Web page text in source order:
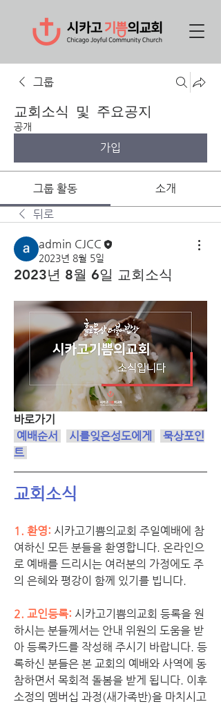
그룹
교회소식 및 주요공지
공개
가입
그룹 활동
소개
뒤로
admin CJCC
2023년 8월 5일
2023년 8월 6일 교회소식
바로가기
예배순서
시를잊은성도에게
묵상포인
트
교회소식
1. 환영: 시카고기쁨의교회 주일예배에 참
여하신 모든 분들을 환영합니다. 온라인으
로 예배를 드리시는 여러분의 가정에도 주
의 은혜와 평강이 함께 있기를 빕니다.
2. 교인등록: 시카고기쁨의교회 등록을 원
하시는 분들께서는 안내 위원의 도움을 받
아 등록카드를 작성해 주시기 바랍니다. 등
록하신 분들은 본 교회의 예배와 사역에 동
참하면서 목회적 돌봄을 받게 됩니다. 이후
소정의 멤버십 과정(새가족반)을 마치시고